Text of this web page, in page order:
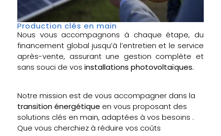
Production clés en main
Nous vous accompagnons à chaque étape, du
financement global jusqu’à l’entretien et le service
après-vente, assurant une gestion complète et
sans souci de vos installations photovoltaïques.
Notre mission est de vous accompagner dans la
transition énergétique en vous proposant des
solutions clés en main, adaptées à vos besoins .
Que vous cherchiez à réduire vos coûts